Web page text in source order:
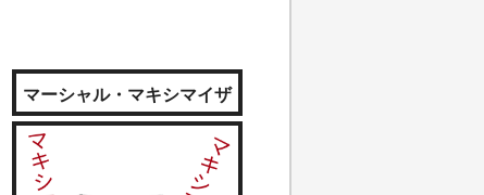
マーシャル・マキシマイザ
ー続き